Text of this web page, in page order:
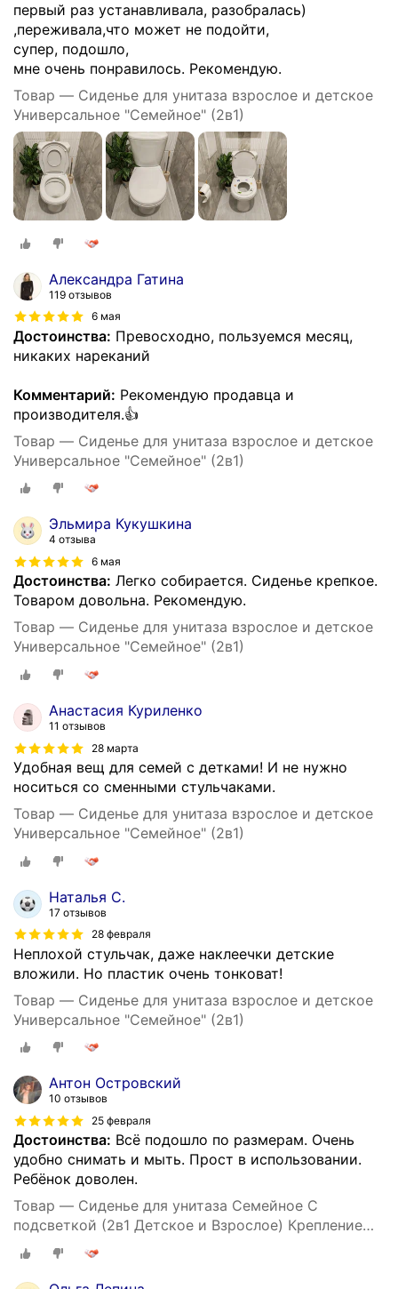
первый раз устанавливала, разобралась)
,переживала,что может не подойти,
супер, подошло,
мне очень понравилось. Рекомендую.
Товар — Сиденье для унитаза взрослое и детское
Универсальное "Семейное" (2в1)
Александра Гатина
119 отзывов
6 мая
Достоинства: Превосходно, пользуемся месяц,
никаких нареканий
Комментарий: Рекомендую продавца и
производителя.👍
Товар — Сиденье для унитаза взрослое и детское
Универсальное "Семейное" (2в1)
Эльмира Кукушкина
4 отзыва
6 мая
Достоинства: Легко собирается. Сиденье крепкое.
Товаром довольна. Рекомендую.
Товар — Сиденье для унитаза взрослое и детское
Универсальное "Семейное" (2в1)
Анастасия Куриленко
11 отзывов
28 марта
Удобная вещ для семей с детками! И не нужно
носиться со сменными стульчаками.
Товар — Сиденье для унитаза взрослое и детское
Универсальное "Семейное" (2в1)
Наталья С.
17 отзывов
28 февраля
Неплохой стульчак, даже наклеечки детские
вложили. Но пластик очень тонковат!
Товар — Сиденье для унитаза взрослое и детское
Универсальное "Семейное" (2в1)
Антон Островский
10 отзывов
25 февраля
Достоинства: Всё подошло по размерам. Очень
удобно снимать и мыть. Прост в использовании.
Ребёнок доволен.
Товар — Сиденье для унитаза Семейное С
подсветкой (2в1 Детское и Взрослое) Крепление
158 мм, Длинна 408 мм, Ширина 362 мм -Уклад